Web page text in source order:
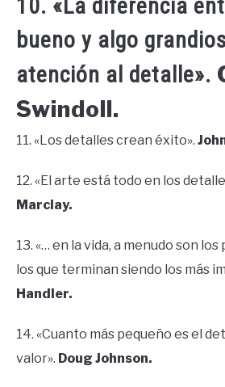
10. «La diferencia
bueno y algo
atención al detalle».
Swindoll.
11. «Los detalles crean éxito».
12. «El arte está todo en los
Marclay.
13. «… en la vida, a menudo son
los que terminan siendo los más
Handler.
14. «Cuanto más pequeño es el
valor». Doug Johnson.